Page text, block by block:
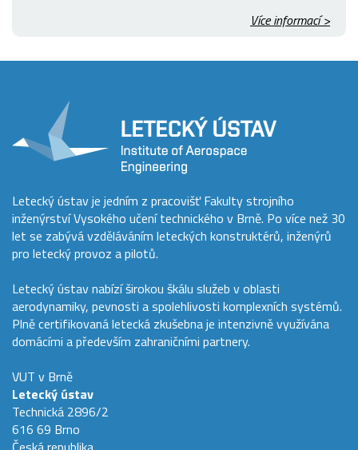
Více informací >
Letecký ústav je jedním z pracovišť Fakulty strojního
inženýrství Vysokého učení technického v Brně. Po více než 30
let se zabývá vzděláváním leteckých konstruktérů, inženýrů
pro letecký provoz a pilotů.
Letecký ústav nabízí širokou škálu služeb v oblasti
aerodynamiky, pevnosti a spolehlivosti komplexních systémů.
Plně certifikovaná letecká zkušebna je intenzivně využívána
domácími a především zahraničními partnery.
VUT v Brně
Letecký ústav
Technická 2896/2
616 69 Brno